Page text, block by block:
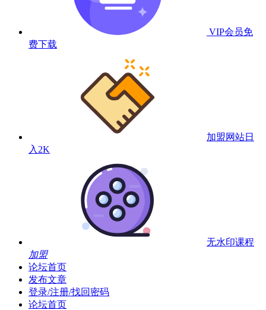
VIP会员免
费下载
加盟网站日
入2K
无水印课程
加盟
论坛首页
发布文章
登录/注册/找回密码
论坛首页